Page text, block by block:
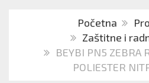
Početna
Zaštitne i
BEYBI PN5 ZEBRA
POLIESTER